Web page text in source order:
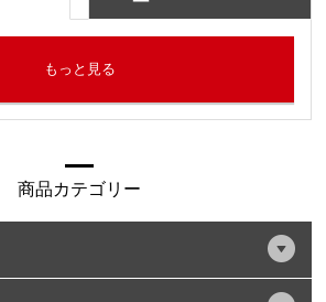
もっと見る
商品カテゴリー